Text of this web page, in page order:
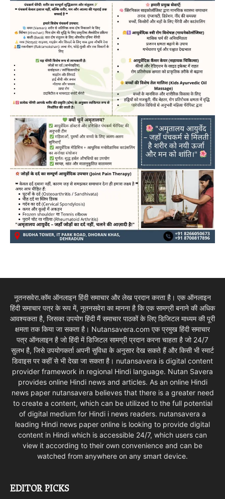
नूतनसवेरा.कॉम ऑनलाइन हिंदी समाचार और लेख प्रदान करता है। एक ऑनलाइन
हिंदी समाचार पत्र के रूप में, नूतनसवेरा का मानना है कि एक सामग्री बनाने की अधिक
आवश्यकता है, जिसका उपयोग हिंदी मैं समाचार पाठकों के लिए डिजिटल माध्यम की पूरी
क्षमता तक किया जा सकता है। Nutansavera.com एक प्रमुख हिंदी समाचार
पत्र ऑनलाइन है जो हिंदी में डिजिटल सामग्री प्रदान करना चाहता है जो 24/7
सुलभ है, जिसे उपयोगकर्ता अपनी सुविधा के अनुसार देख सकते हैं और किसी भी स्मार्ट
डिवाइस पर कहीं से भी देखा जा सकता है। nutansavera is digital content
provider framework in regional Hindi language. Nutan Savera
provides online Hindi news and articles. As an online Hindi
news paper nutansavera believes that there is a greater need
to create a content, which can be utilized to the full potential
of digital medium for Hindi i news readers. nutansavera a
leading Hindi news paper online is looking to provide digital
content in Hindi which is accessible 24/7, which users can
view it according to their own convenience and can be
watched from anywhere on any smart device.
EDITOR PICKS